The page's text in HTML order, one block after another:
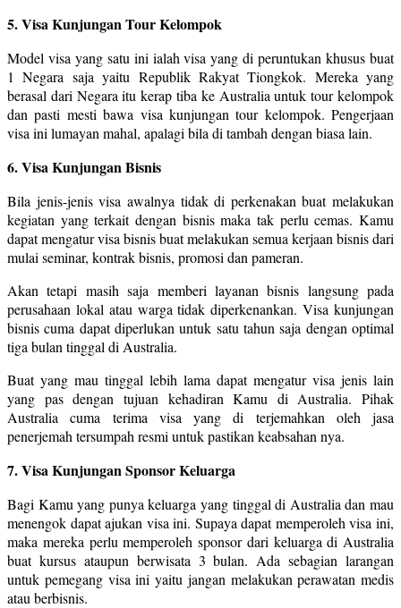
5. Visa Kunjungan Tour Kelompok
Model visa yang satu ini ialah visa yang di peruntukan khusus buat
1 Negara saja yaitu Republik Rakyat Tiongkok. Mereka yang
berasal dari Negara itu kerap tiba ke Australia untuk tour kelompok
dan pasti mesti bawa visa kunjungan tour kelompok. Pengerjaan
visa ini lumayan mahal, apalagi bila di tambah dengan biasa lain.
6. Visa Kunjungan Bisnis
Bila jenis-jenis visa awalnya tidak di perkenakan buat melakukan
kegiatan yang terkait dengan bisnis maka tak perlu cemas. Kamu
dapat mengatur visa bisnis buat melakukan semua kerjaan bisnis dari
mulai seminar, kontrak bisnis, promosi dan pameran.
Akan tetapi masih saja memberi layanan bisnis langsung pada
perusahaan lokal atau warga tidak diperkenankan. Visa kunjungan
bisnis cuma dapat diperlukan untuk satu tahun saja dengan optimal
tiga bulan tinggal di Australia.
Buat yang mau tinggal lebih lama dapat mengatur visa jenis lain
yang pas dengan tujuan kehadiran Kamu di Australia. Pihak
Australia cuma terima visa yang di terjemahkan oleh jasa
penerjemah tersumpah resmi untuk pastikan keabsahan nya.
7. Visa Kunjungan Sponsor Keluarga
Bagi Kamu yang punya keluarga yang tinggal di Australia dan mau
menengok dapat ajukan visa ini. Supaya dapat memperoleh visa ini,
maka mereka perlu memperoleh sponsor dari keluarga di Australia
buat kursus ataupun berwisata 3 bulan. Ada sebagian larangan
untuk pemegang visa ini yaitu jangan melakukan perawatan medis
atau berbisnis.